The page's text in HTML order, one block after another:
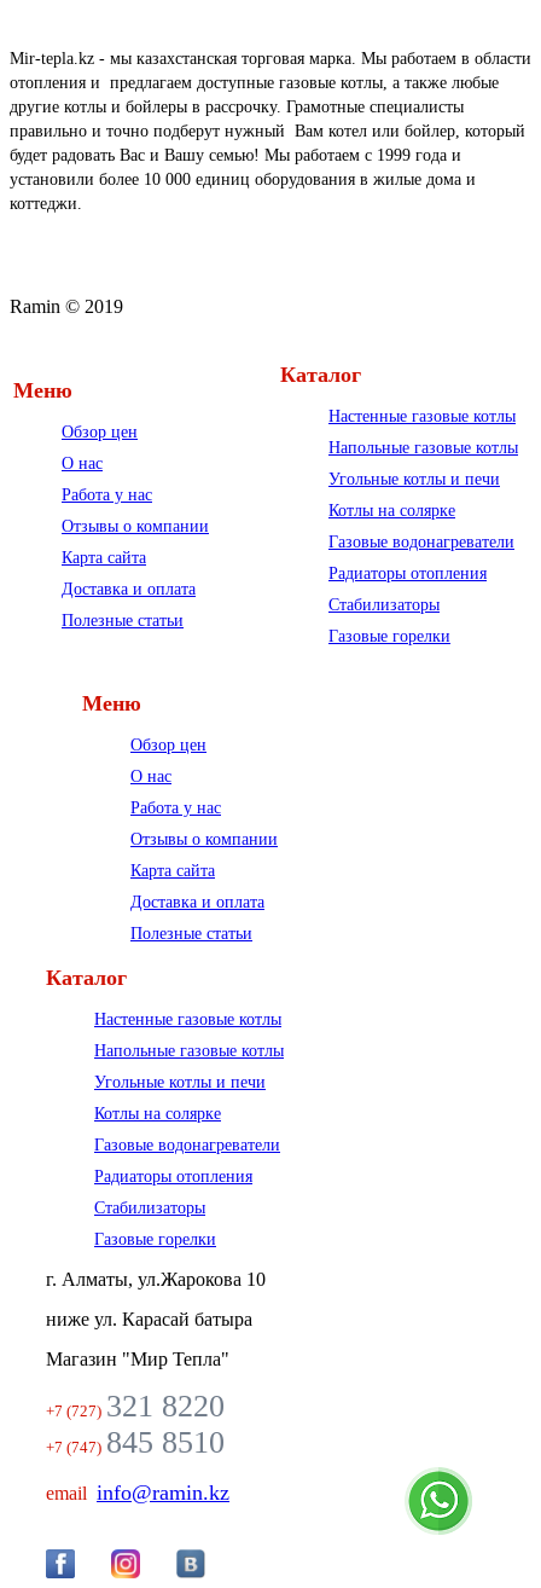
Mir-tepla.kz - мы казахстанская торговая марка. Мы работаем в области
отопления и предлагаем доступные газовые котлы, а также любые
другие котлы и бойлеры в рассрочку. Грамотные специалисты
правильно и точно подберут нужный Вам котел или бойлер, который
будет радовать Вас и Вашу семью! Мы работаем с 1999 года и
установили более 10 000 единиц оборудования в жилые дома и
коттеджи.
Ramin © 2019
Меню
Обзор цен
О нас
Работа у нас
Отзывы о компании
Карта сайта
Доставка и оплата
Полезные статьи
Каталог
Настенные газовые котлы
Напольные газовые котлы
Угольные котлы и печи
Котлы на солярке
Газовые водонагреватели
Радиаторы отопления
Стабилизаторы
Газовые горелки
Меню
Обзор цен
О нас
Работа у нас
Отзывы о компании
Карта сайта
Доставка и оплата
Полезные статьи
Каталог
Настенные газовые котлы
Напольные газовые котлы
Угольные котлы и печи
Котлы на солярке
Газовые водонагреватели
Радиаторы отопления
Стабилизаторы
Газовые горелки
г. Алматы, ул.Жарокова 10
ниже ул. Карасай батыра
Магазин "Мир Тепла"
+7 (727) 321 8220
+7 (747) 845 8510
email info@ramin.kz